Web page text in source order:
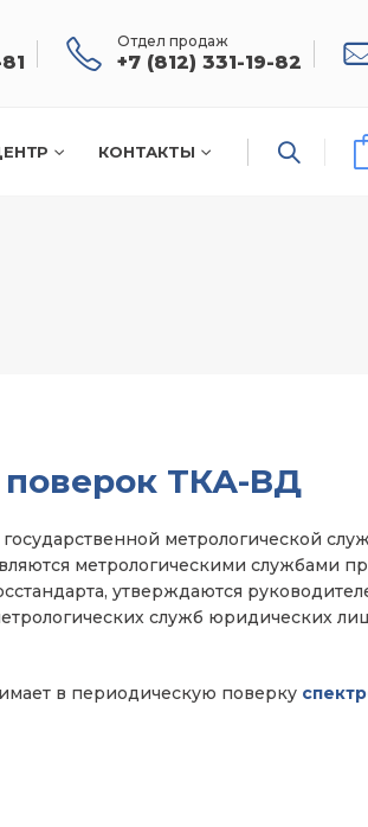
Отдел продаж
+7 (812) 331-19-82
КОНТАКТЫ
ТКА-ВД
метрологической
метрологическими службами
утверждаются
служб юридических
в периодическую поверку